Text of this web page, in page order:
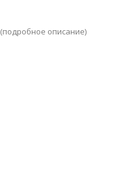
(подробное описание)